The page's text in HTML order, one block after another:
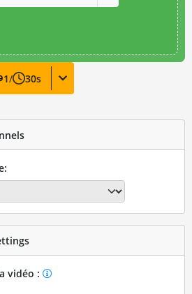
1/ 30s
vidéo :